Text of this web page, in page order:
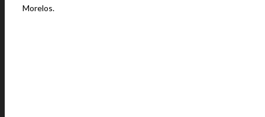
Morelos.